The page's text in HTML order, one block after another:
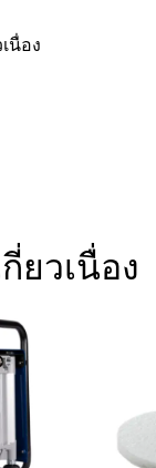
นื่อง
ยวเนื่อง